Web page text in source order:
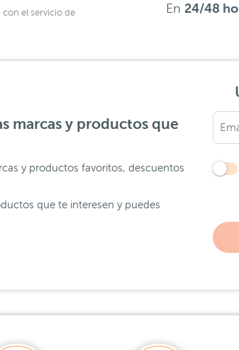
con el servicio de
En 24/48
marcas y productos que
y productos favoritos, descuentos
que te interesen y puedes